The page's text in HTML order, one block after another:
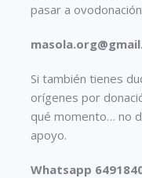
pasar a
Si también tienes
orígenes por
qué momento… no
apoyo.
Whatsapp